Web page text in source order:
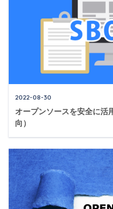
2022-08-30
オープンソースを安全に活
向）